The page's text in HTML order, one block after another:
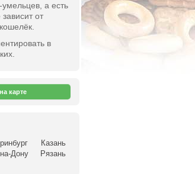
а есть
от
в
на карте
Казань
Дону
Рязань